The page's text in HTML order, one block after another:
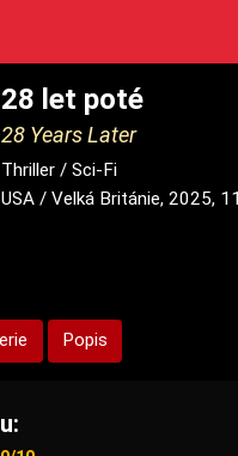
28 let poté
28 Years Later
Thriller / Sci-Fi
USA / Velká Británie, 2025,
Popis